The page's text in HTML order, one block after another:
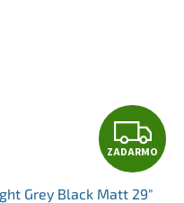
Z
A
ZADARMO
Grey Black Matt 29"